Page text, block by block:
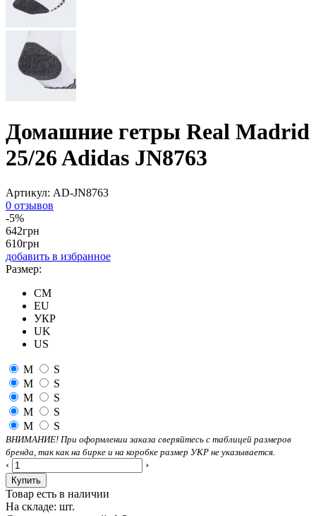
Домашние гетры Real Madrid
25/26 Adidas JN8763
Артикул: AD-JN8763
0 отзывов
-5%
642грн
610грн
добавить в избранное
Размер:
CM
EU
УКР
UK
US
M
S
M
S
M
S
M
S
M
S
ВНИМАНИЕ! При оформлении заказа сверяйтесь с таблицей размеров
бренда, так как на бирке и на коробке размер УКР не указывается.
‹ ›
Купить
Товар есть в наличии
На складе: шт.